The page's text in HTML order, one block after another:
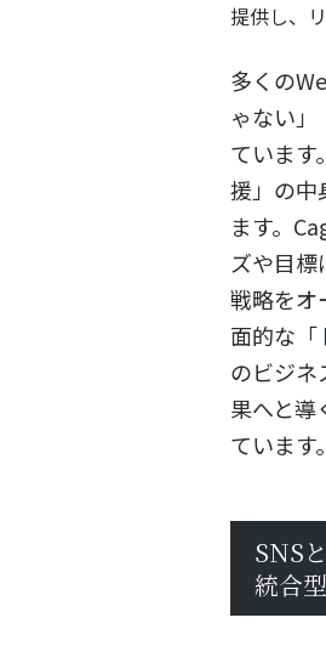
提供し、
多くの
ゃない
ています
援」の中
ます。
ズや目
戦略をオ
面的な「
のビジネ
果へと導
ています
SNS
統合